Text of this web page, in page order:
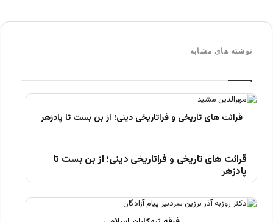
نوشته های مشابه
قرائت های تاریخی و فراتاریخی دینی؛ از بن بست تا
پادزهر